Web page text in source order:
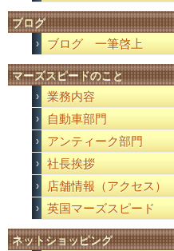
ブログ
ブログ 一筆啓上
マーズスピードのこと
業務内容
自動車部門
アンティーク部門
社長挨拶
店舗情報（アクセス）
英国マーズスピード
ネットショッピング